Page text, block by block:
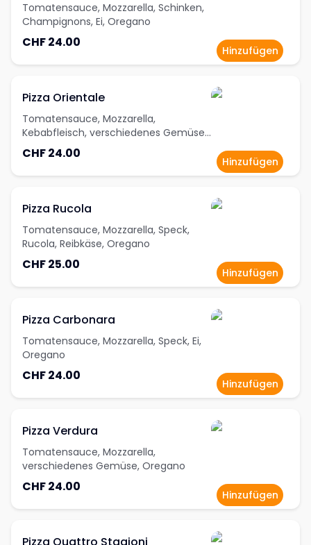
Tomatensauce, Mozzarella, Schinken,
Champignons, Ei, Oregano
CHF 24.00
Hinzufügen
Pizza Orientale
Tomatensauce, Mozzarella,
Kebabfleisch, verschiedenes Gemüse,
Oregano
CHF 24.00
Hinzufügen
Pizza Rucola
Tomatensauce, Mozzarella, Speck,
Rucola, Reibkäse, Oregano
CHF 25.00
Hinzufügen
Pizza Carbonara
Tomatensauce, Mozzarella, Speck, Ei,
Oregano
CHF 24.00
Hinzufügen
Pizza Verdura
Tomatensauce, Mozzarella,
verschiedenes Gemüse, Oregano
CHF 24.00
Hinzufügen